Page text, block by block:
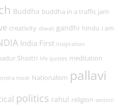
Buddha buddha in a traffic jam
creativity diwali gandhi hindu i am
India First insipration
Shastri life quotes meditation
modi Nationalism pallavi
politics rahul religion section